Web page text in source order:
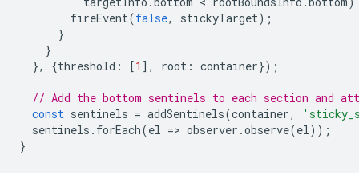
fireEvent(false, stickyTarget);
}
}
},
{threshold : [1 ], root : container});
// Add the bottom sentinels to each section and
const sentinels = addSentinels(container,
sentinels . forEach(el => observer .observe(el ));
}